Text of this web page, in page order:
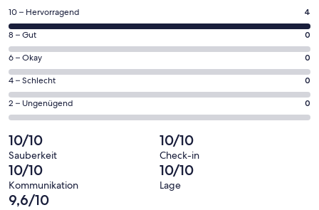
einem
Fenster
geöffnet
4
von
insgesamt
4
Gästebewertungen
haben
eine
Bewertung
von
10
-
Hervorragend
10 – Hervorragend 4
0
von
insgesamt
4
Gästebewertungen
haben
eine
Bewertung
von
8
-
Gut
8 – Gut 0
0
von
insgesamt
4
Gästebewertungen
haben
eine
Bewertung
von
6
6 – Okay 0
0
von
insgesamt
Gästebewertungen
haben
eine
Bewertung
von
4 – Schlecht 0
0
von
insgesamt
4
Gästebewertungen
haben
eine
2 – Ungenügend 0
10/10
Sauberkeit
10/10
Check-in
10/10
Kommunikation
10/10
Lage
9,6/10